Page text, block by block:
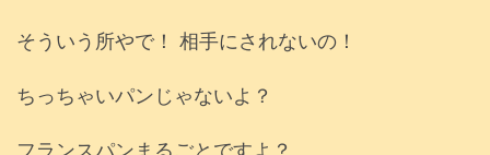
そういう所やで！ 相手にされないの！
ちっちゃいパンじゃないよ？
フランスパンまるごとですよ？